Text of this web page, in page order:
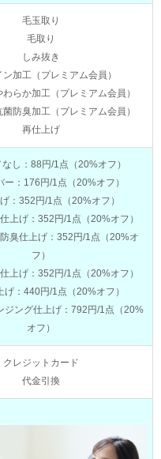
毛玉取り
毛取り
しみ抜き
ン加工（プレミアム会員）
らか加工（プレミアム会員）
防臭加工（プレミアム会員）
再仕上げ
し：88円/1点（20%オフ）
ー：176円/1点（20%オフ）
：352円/1点（20%オフ）
上げ：352円/1点（20%オフ）
臭仕上げ：352円/1点（20%オ
フ）
上げ：352円/1点（20%オフ）
げ：440円/1点（20%オフ）
ジング仕上げ：792円/1点（20%
オフ）
クレジットカード
代金引換